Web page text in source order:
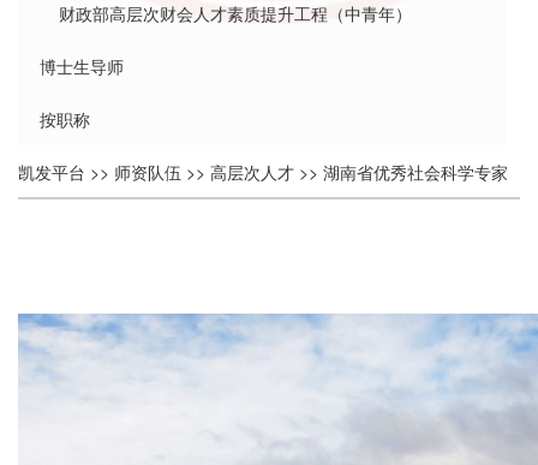
财政部高层次财会人才素质提升工程（中青年）
博士生导师
按职称
凯发平台 >> 师资队伍 >> 高层次人才 >> 湖南省优秀社会科学专家
个
介